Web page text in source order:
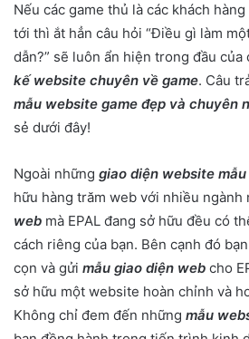
Nếu các game thủ là các khách
tới thì ắt hẳn câu hỏi “Điều gì làm
dẫn?” sẽ luôn ẩn hiện trong đầu của
kế website chuyên về game. Câu
mẫu website game đẹp và chuyên
sẻ dưới đây!
Ngoài những giao diện website mẫu
hữu hàng trăm web với nhiều ngành
web mà EPAL đang sở hữu đều có
cách riêng của bạn. Bên cạnh đó
cọn và gửi mẫu giao diện web cho
sở hữu một website hoàn chỉnh và
Không chỉ đem đến những mẫu